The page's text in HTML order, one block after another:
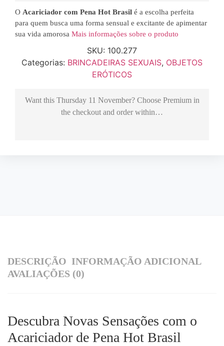
O Acariciador com Pena Hot Brasil é a escolha perfeita
para quem busca uma forma sensual e excitante de apimentar
sua vida amorosa Mais informações sobre o produto
SKU: 100.277
Categorias: BRINCADEIRAS SEXUAIS, OBJETOS
ERÓTICOS
Want this Thursday 11 November? Choose Premiumin
the checkout and order within…
DESCRIÇÃO INFORMAÇÃO ADICIONAL
AVALIAÇÕES (0)
Descubra Novas Sensações com o
Acariciador de Pena Hot Brasil